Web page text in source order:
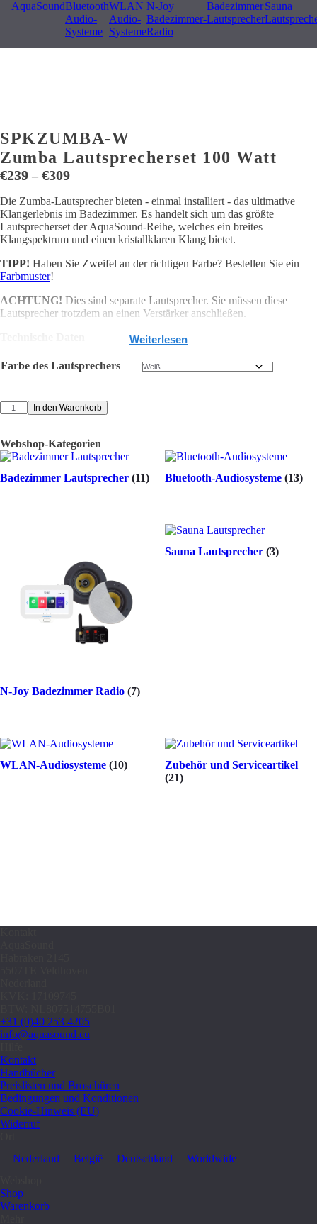
AquaSoundBluetooth
Audio-
Systeme
WLAN
Audio-
Systeme
N-Joy
Badezimmer-
Radio
Badezimmer
Lautsprecher
Sauna
SPKZUMBA-W
Zumba Lautsprecherset 100 Watt
€239 – €309Preisspanne:
bis
€309
Die Zumba-Lautsprecher bieten - einmal installiert - das ultimative
Klangerlebnis im Badezimmer. Es handelt sich um das größte
Lautsprecherset der AquaSound-Reihe, welches ein breites
Klangspektrum und einen kristallklaren Klang bietet.
TIPP! Haben Sie Zweifel an der richtigen Farbe? Bestellen Sie ein
Farbmuster!
ACHTUNG! Dies sind separate Lautsprecher. Sie müssen diese
Lautsprecher trotzdem an einen Verstärker anschließen.
Pro Set mit 2 Stück
100 Watt MAX
206 mm (Größe der Bohrung)
IPX4
Weiterlesen
Farbe des Lautsprechers
SPKZUMBA-
Lautsprecherset
100
Menge
In den Warenkorb
Webshop-Kategorien
Badezimmer Lautsprecher (11) Bluetooth-Audiosysteme (13)
N-Joy Badezimmer Radio (7)
Sauna Lautsprecher (3)
WLAN-Audiosysteme (10)
Zubehör und Serviceartikel
(21)
+31 (0)40 253 4205
info@aquasound.eu
Kontakt
Handbücher
Preislisten und Broschüren
Bedingungen und Konditionen
Cookie-Hinweis (EU)
Widerruf
Nederland
België Deutschland
Worldwide
Shop
Warenkorb